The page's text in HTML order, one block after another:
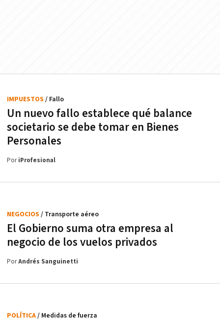
Un nuevo fallo establece qué balance
societario se debe tomar en Bienes
Personales
IMPUESTOS / Fallo
PoriProfesional
El Gobierno suma otra empresa al
negocio de los vuelos privados
NEGOCIOS / Transporte aéreo
PorAndrés Sanguinetti
POLÍTICA/ Medidas de fuerza